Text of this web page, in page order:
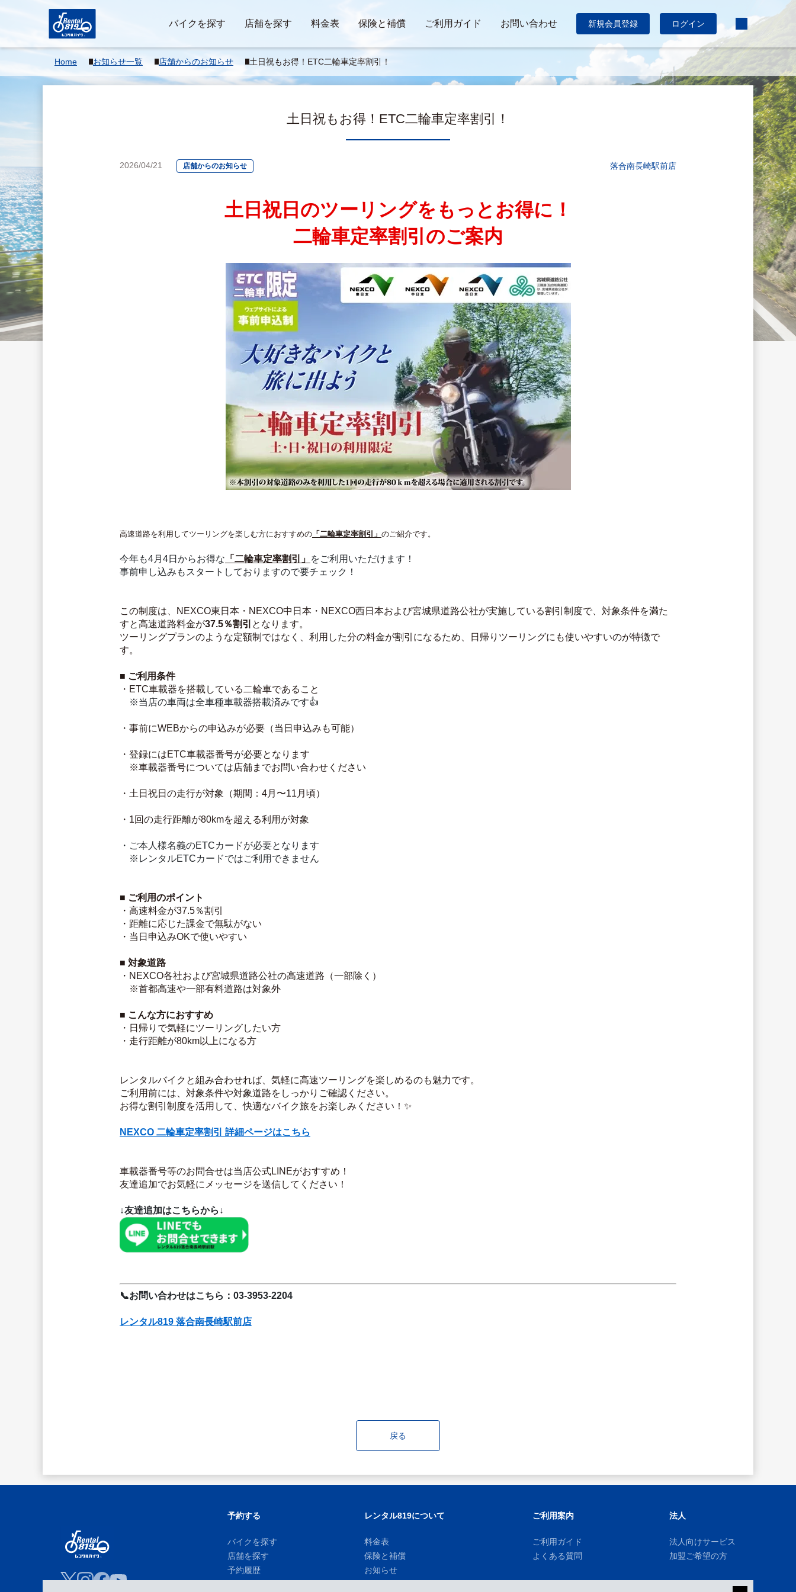
バイクを探す 店舗を探す 料金表 保険と補償 ご利用ガイド お問い合わせ 新規会員登録 ログイン
Home お知らせ一覧 店舗からのお知らせ 土日祝もお得！ETC二輪車定率割引！
土日祝もお得！ETC二輪車定率割引！
2026/04/21 店舗からのお知らせ 落合南長崎駅前店
土日祝日のツーリングをもっとお得に！
二輪車定率割引のご案内
高速道路を利用してツーリングを楽しむ方におすすめの 「二輪車定率割引」 のご紹介です。
今年も4月4日からお得な 「二輪車定率割引」 をご利用いただけます！
事前申し込みもスタートしておりますので要チェック！
この制度は、NEXCO東日本・NEXCO中日本・NEXCO西日本および宮城県道路公社が実施している割引制度で、対象条件を満た
すと高速道路料金が37.5％割引 となります。
ツーリングプランのような定額制ではなく、利用した分の料金が割引になるため、日帰りツーリングにも使いやすいのが特徴で
す。
■ ご利用条件
・ETC車載器を搭載している二輪車であること
※当店の車両は全車種車載器搭載済みです👍
・事前にWEBからの申込みが必要（当日申込みも可能）
・登録にはETC車載器番号が必要となります
※車載器番号については店舗までお問い合わせください
・土日祝日の走行が対象（期間：4月〜11月頃）
・1回の走行距離が80kmを超える利用が対象
・ご本人様名義のETCカードが必要となります
※レンタルETCカードではご利用できません
■ ご利用のポイント
・高速料金が37.5％割引
・距離に応じた課金で無駄がない
・当日申込みOKで使いやすい
■ 対象道路
・NEXCO各社および宮城県道路公社の高速道路（一部除く）
※首都高速や一部有料道路は対象外
■ こんな方におすすめ
・日帰りで気軽にツーリングしたい方
・走行距離が80km以上になる方
レンタルバイクと組み合わせれば、気軽に高速ツーリングを楽しめるのも魅力です。
ご利用前には、対象条件や対象道路をしっかりご確認ください。
お得な割引制度を活用して、快適なバイク旅をお楽しみください！✨
NEXCO 二輪車定率割引 詳細ページはこちら
車載器番号等のお問合せは当店公式LINEがおすすめ！
友達追加でお気軽にメッセージを送信してください！
↓友達追加はこちらから↓
📞お問い合わせはこちら：03-3953-2204
レンタル819 落合南長崎駅前店
戻る
予約する
バイクを探す
店舗を探す
予約履歴
レンタル819について
料金表
保険と補償
お知らせ
ご利用案内
ご利用ガイド
よくある質問
法人
法人向けサービス
加盟ご希望の方